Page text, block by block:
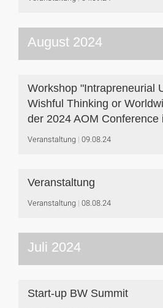
August 2024
Workshop "Intrapreneurial
Wishful Thinking or
der 2024 AOM Conference
Veranstaltung 09.08.24
Veranstaltung
Veranstaltung 08.08.24
Juli 2024
Start-up BW Summit